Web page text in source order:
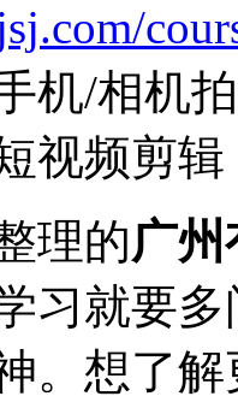
机/相机
视频剪
理的广
习就要
。想了